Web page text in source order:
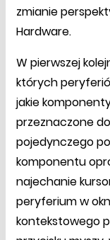
zmianie
Hardware.
W pierwszej
których
jakie
przeznaczone
pojedynczego
komponentu
najechanie
peryferium w
kontekstowego